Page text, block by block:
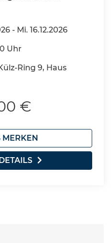
- Mi. 16.12.2026
Uhr
Ring 9, Haus
€